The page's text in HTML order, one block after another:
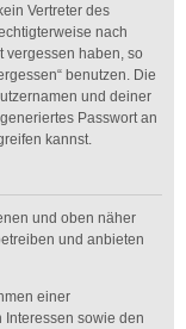
Vertreter des
nach
vergessen haben, so
benutzen. Die
und deiner
Passwort an
kannst.
und oben näher
und anbieten
einer
sowie den